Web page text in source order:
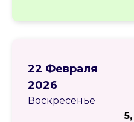
22 Февраля
2026
Воскресенье